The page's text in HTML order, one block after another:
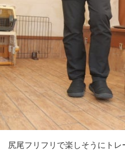
尻尾フリフリで楽しそうにト